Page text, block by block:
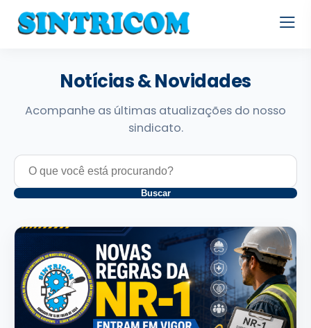
Notícias & Novidades
Acompanhe as últimas atualizações do nosso
sindicato.
Buscar